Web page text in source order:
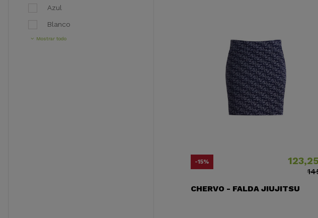
Azul
Blanco
Mostrar todo
-15% Precio
Precio base
CHERVO - FALDA JIUJITSU